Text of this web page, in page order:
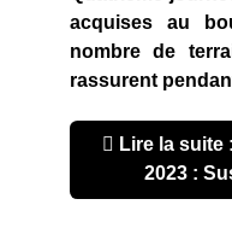
acquises au
nombre de
rassurent
Lire la suite
2023 :